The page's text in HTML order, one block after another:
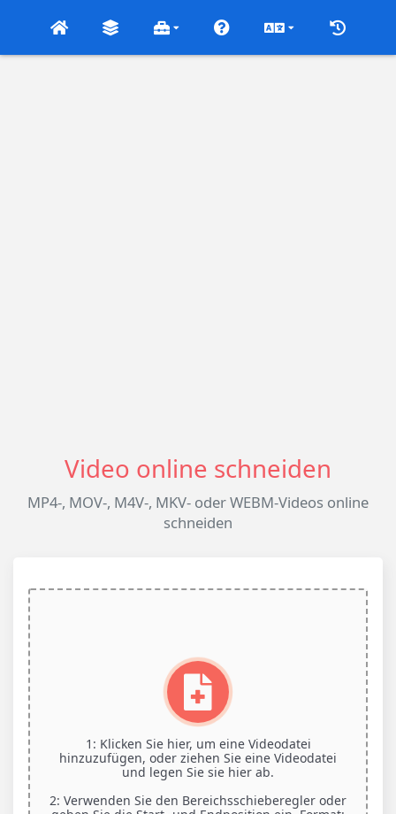
Video online schneiden
MP4-, MOV-, M4V-, MKV- oder WEBM-Videos online
schneiden
1: Klicken Sie hier, um eine Videodatei
hinzuzufügen, oder ziehen Sie eine Videodatei
und legen Sie sie hier ab.
2: Verwenden Sie den Bereichsschieberegler oder